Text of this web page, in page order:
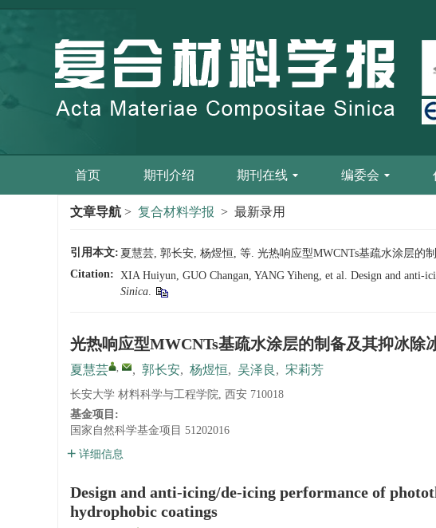
首页 期刊介绍 期刊在线 编委会
文章导航 > 复合材料学报 > 最新录用
引用本文: 夏慧芸, 郭长安, 杨煜恒, 等. 光热响应型MWCNTs基疏水涂层的
Citation: XIA Huiyun, GUO Changan, YANG Yiheng, et al. Design and anti-
Sinica.
光热响应型MWCNTs基疏水涂层的制备及其抑冰除
夏慧芸 , , 郭长安, 杨煜恒, 吴泽良 , 宋莉芳
长安大学 材料科学与工程学院, 西安 710018
基金项目:
国家自然科学基金项目 51202016
详细信息
Design and anti-icing/de-icing performance of
hydrophobic coatings